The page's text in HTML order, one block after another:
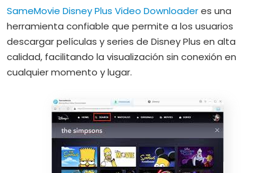
SameMovie Disney Plus Video Downloaderes una
herramienta confiable que permite a los usuarios
descargar películas y series de Disney Plus en alta
calidad, facilitando la visualización sin conexión en
cualquier momento y lugar.